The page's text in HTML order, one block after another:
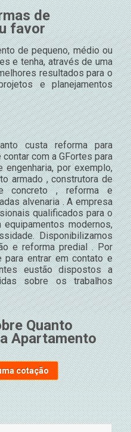
de
favor
de pequeno, médio ou
e tenha, através de uma
resultados para o
e planejamentos
custa reforma para
com a GFortes para
por exemplo,
armado , construtora de
concreto , reforma e
alvenaria . A empresa
qualificados para o
modernos,
Disponibilizamos
e reforma predial . Por
para entrar em contato e
eustão dispostos a
sobre os trabalhos
Quanto
Apartamento
cotação